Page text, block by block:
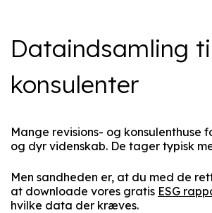
Dataindsamling
konsulenter
Mange revisions- og konsulenthuse
og dyr videnskab. De tager typisk
Men sandheden er, at du med de
at downloade vores gratis ESG
hvilke data der kræves.